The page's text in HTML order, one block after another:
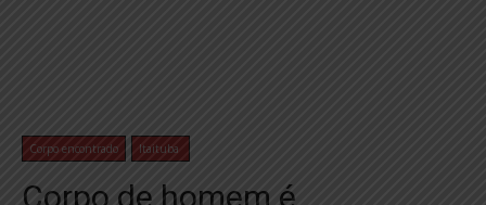
Corpo encontrado Itaituba
Corpo de homem é